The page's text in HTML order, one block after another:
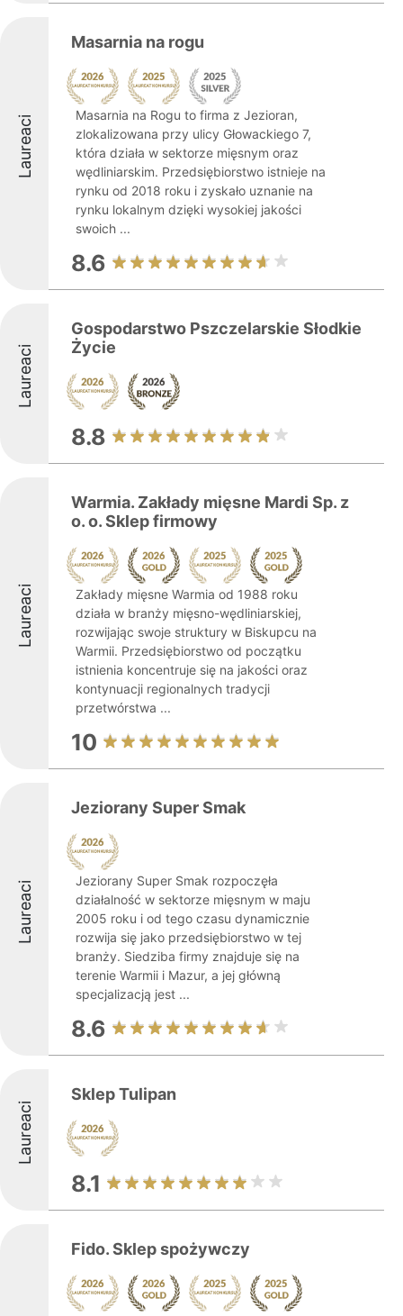
Laureaci
Masarnia na rogu
Masarnia na Rogu to firma z Jezioran,
zlokalizowana przy ulicy Głowackiego 7,
która działa w sektorze mięsnym oraz
wędliniarskim. Przedsiębiorstwo istnieje na
rynku od 2018 roku i zyskało uznanie na
rynku lokalnym dzięki wysokiej jakości
swoich ...
8.6
Laureaci
Gospodarstwo Pszczelarskie Słodkie
Życie
8.8
Laureaci
Warmia. Zakłady mięsne Mardi Sp. z
o. o. Sklep firmowy
Zakłady mięsne Warmia od 1988 roku
działa w branży mięsno-wędliniarskiej,
rozwijając swoje struktury w Biskupcu na
Warmii. Przedsiębiorstwo od początku
istnienia koncentruje się na jakości oraz
kontynuacji regionalnych tradycji
przetwórstwa ...
10
Laureaci
Jeziorany Super Smak
Jeziorany Super Smak rozpoczęła
działalność w sektorze mięsnym w maju
2005 roku i od tego czasu dynamicznie
rozwija się jako przedsiębiorstwo w tej
branży. Siedziba firmy znajduje się na
terenie Warmii i Mazur, a jej główną
specjalizacją jest ...
8.6
Laureaci
Sklep Tulipan
8.1
Fido. Sklep spożywczy